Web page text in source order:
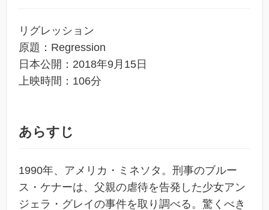
リグレッション
原題：Regression
日本公開：2018年9月15日
上映時間：106分
あらすじ
1990年、アメリカ・ミネソタ。刑事のブルー
ス・ケナーは、父親の虐待を告発した少女アン
ジェラ・グレイの事件を取り調べる。驚くべき